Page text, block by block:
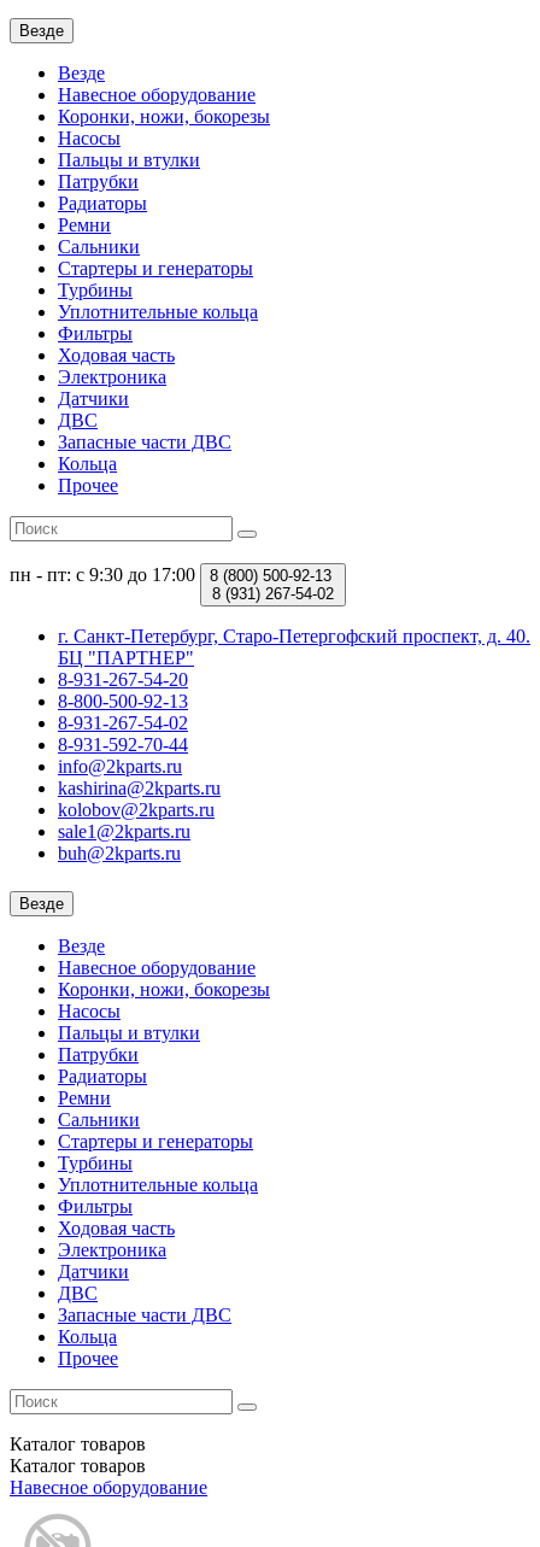
Везде
Везде
Навесное оборудование
Коронки, ножи, бокорезы
Насосы
Пальцы и втулки
Патрубки
Радиаторы
Ремни
Сальники
Стартеры и генераторы
Турбины
Уплотнительные кольца
Фильтры
Ходовая часть
Электроника
Датчики
ДВС
Запасные части ДВС
Кольца
Прочее
пн - пт: с 9:30 до 17:00 8 (800) 500-92-13
8 (931) 267-54-02
г. Санкт-Петербург, Старо-Петергофский проспект, д. 40.
БЦ "ПАРТНЕР"
8-931-267-54-20
8-800-500-92-13
8-931-267-54-02
8-931-592-70-44
info@2kparts.ru
kashirina@2kparts.ru
kolobov@2kparts.ru
sale1@2kparts.ru
buh@2kparts.ru
Везде
Везде
Навесное оборудование
Коронки, ножи, бокорезы
Насосы
Пальцы и втулки
Патрубки
Радиаторы
Ремни
Сальники
Стартеры и генераторы
Турбины
Уплотнительные кольца
Фильтры
Ходовая часть
Электроника
Датчики
ДВС
Запасные части ДВС
Кольца
Прочее
Каталог товаров
Каталог товаров
Навесное оборудование